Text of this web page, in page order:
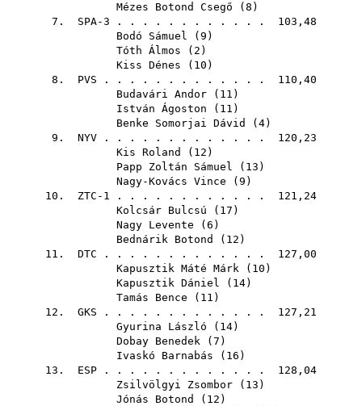
Mézes Botond Csegő ( 8 )
7. SPA-3 . . . . . . . . . . . . 103,48
Bodó Sámuel ( 9 )
Tóth Álmos ( 2 )
Kiss Dénes ( 10 )
8. PVS . . . . . . . . . . . . . 110,40
Budavári Andor ( 11 )
István Ágoston ( 11 )
Benke Somorjai Dávid
( 4)
9. NYV . . . . . . . . . . . . . 120,23
Kis Roland
( 12 )
Papp Zoltán Sámuel ( 13 )
Nagy-Kovács Vince ( 9 )
10. ZTC-1 . . . . . . . . . . . . 121,24
Kolcsár Bulcsú ( 17 )
Nagy Levente ( 6 )
Bednárik Botond
( 12 )
11. DTC . . . . . . . . . . . . . 127,00
Kapusztik Máté Márk ( 10 )
Kapusztik Dániel ( 14)
Tamás Bence ( 11 )
12. GKS . . . . . . . . . . . . . 127,21
Gyurina László ( 14)
Dobay Benedek ( 7 )
Ivaskó Barnabás ( 16 )
13. ESP . . . . . . . . . . . . . 128,04
Zsilvölgyi Zsombor ( 13 )
Jónás Botond
( 12 )